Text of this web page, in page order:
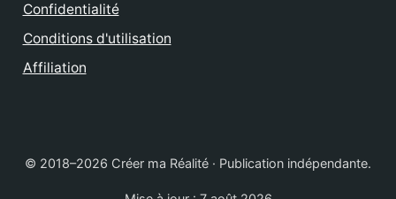
Confidentialité
Conditions d'utilisation
Affiliation
© 2018–2026 Créer ma Réalité · Publication indépendante.